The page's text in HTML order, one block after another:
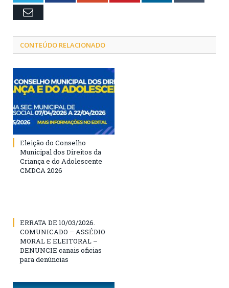
Email
CONTEÚDO RELACIONADO
Eleição do Conselho
Municipal dos Direitos da
Criança e do Adolescente
CMDCA 2026
ERRATA DE 10/03/2026.
COMUNICADO – ASSÉDIO
MORAL E ELEITORAL –
DENUNCIE canais oficias
para denúncias